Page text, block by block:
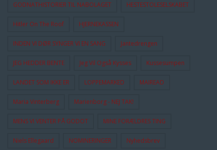
GODNATHISTORIER TIL NABOLAGET HESTESTOLESELSKABET
Hitler On The Roof HJERNEKASSEN
INDEN VI DØR SYNGER VI EN SANG Jantedrengen
JEG HEDDER BENTE Jeg Vil Også Kysses Kussesumpen
LANDET SOM IKKE ER LOPPEMARKED MAIREAD
Maria Vinterberg Marienborg - NEJ TAK!
MENS VI VENTER PÅ GODOT MINE FORÆLDRES TING
Niels Ellegaard NOMINERINGER Nyhedsbrev